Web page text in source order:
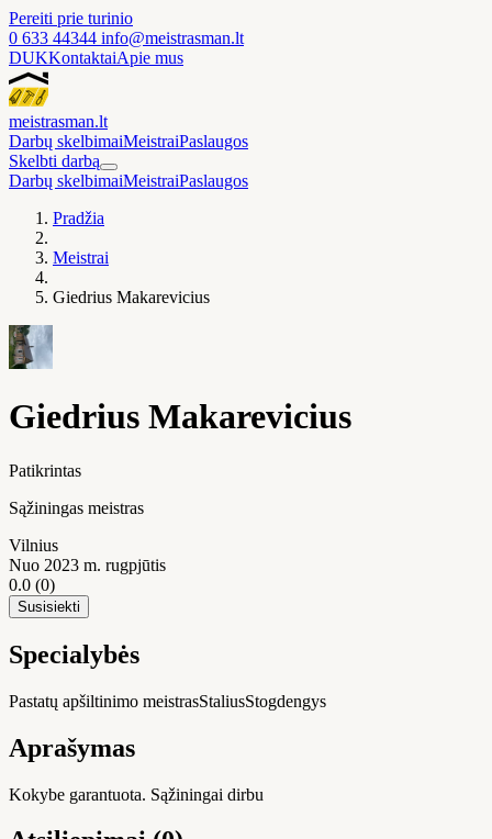
Pereiti prie turinio
0 633 44344 info@meistrasman.lt
DUKKontaktaiApie mus
meistrasman.lt
Darbų skelbimaiMeistraiPaslaugos
Skelbti darbą
Darbų skelbimaiMeistraiPaslaugos
Pradžia
Meistrai
Giedrius Makarevicius
Giedrius Makarevicius
Patikrintas
Sąžiningas meistras
Vilnius
Nuo 2023 m. rugpjūtis
0.0 (0)
Susisiekti
Specialybės
Pastatų apšiltinimo meistrasStaliusStogdengys
Aprašymas
Kokybe garantuota. Sąžiningai dirbu